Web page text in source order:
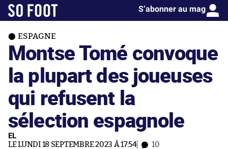
S’abonner au mag
ESPAGNE
Montse Tomé convoque
la plupart des joueuses
qui refusent la
sélection espagnole
EL
LE LUNDI 18 SEPTEMBRE 2023 À 17:54 10